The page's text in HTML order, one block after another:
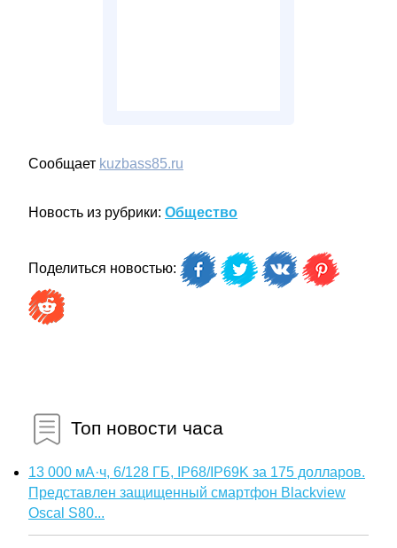
Сообщает kuzbass85.ru
Новость из рубрики: Общество
Поделиться новостью:
Топ новости часа
13 000 мА·ч, 6/128 ГБ, IP68/IP69K за 175 долларов.
Представлен защищенный смартфон Blackview
Oscal S80...